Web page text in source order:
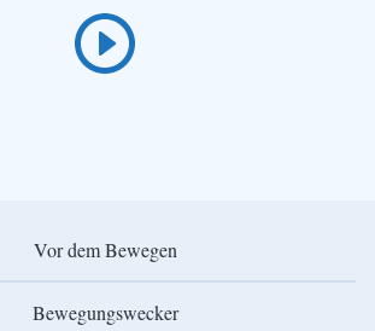
Vor dem Bewegen
Bewegungswecker